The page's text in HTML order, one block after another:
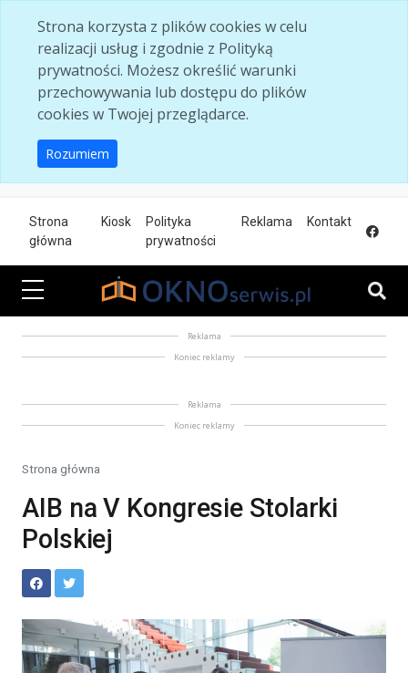
Strona korzysta z plików cookies w celu
realizacji usług i zgodnie z Polityką
prywatności. Możesz określić warunki
przechowywania lub dostępu do plików
cookies w Twojej przeglądarce.
Rozumiem
Strona
główna
Kiosk
Polityka
prywatności
Reklama Kontakt
Reklama
Koniec reklamy
Reklama
Koniec reklamy
Strona główna
AIB na V Kongresie Stolarki
Polskiej